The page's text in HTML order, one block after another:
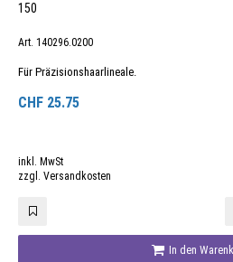
150
Art. 140296.0200
Für Präzisionshaarlineale.
CHF 25.75
inkl. MwSt
zzgl. Versandkosten
In den